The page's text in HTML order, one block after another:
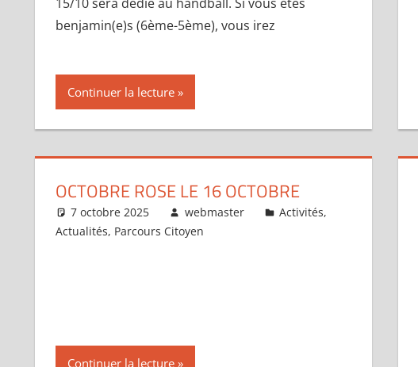
benjamin(e)s (6ème-5ème), vous irez
Continuer la lecture
OCTOBRE ROSE LE 16 OCTOBRE
7 octobre 2025 webmaster Activités,
Actualités, Parcours Citoyen
Continuer la lecture